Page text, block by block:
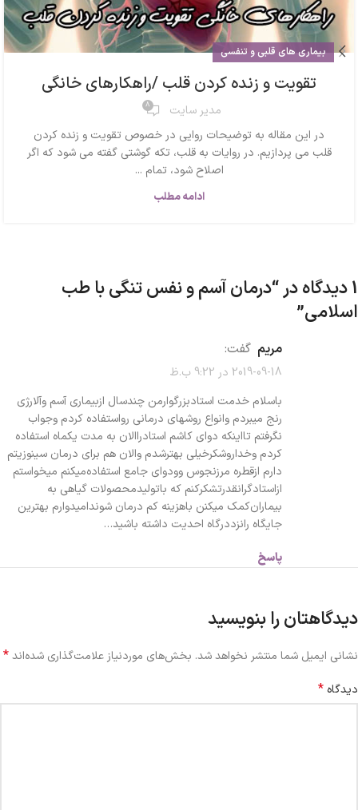
بیماری های قلبی و تنفسی
تقویت و زنده کردن قلب /راهکارهای خانگی
مدیر سایت 8
در این مقاله به توضیحات روایی در خصوص تقویت و زنده کردن
قلب می پردازیم. در روایات به قلب، تکه گوشتی گفته می شود که اگر
اصلاح شود، تمام ...
ادامه مطلب
1 دیدگاه در “
درمان آسم و نفس تنگی با طب
اسلامی”
مریم گفت:
2019-09-18 در 9:22 ب.ظ
باسلام خدمت استادبزرگوارمن چندسال ازبیماری آسم وآلارژی
رنج میبردم وانواع روشهای درمانی رواستفاده کردم وجواب
نگرفتم تااینکه دوای کاشم استادراالان به مدت یکماه استفاده
کردم وخداروشکرخیلی بهترشدم والان هم برای درمان سینوزیتم
دارم ازقطره مرزنجوس وودوای جامع استفاده‌میکنم میخواستم
ازاستادگرانقدرتشکرکنم که باتولیدمحصولات گیاهی به
بیماران‌کمک میکنن باهزینه کم درمان شوندامیدوارم بهترین
جایگاه رانزددرگاه احدیت داشته باشید…
پاسخ
دیدگاهتان را بنویسید
نشانی ایمیل شما منتشر نخواهد شد. بخش‌های موردنیاز علامت‌گذاری شده‌اند*
دیدگاه *